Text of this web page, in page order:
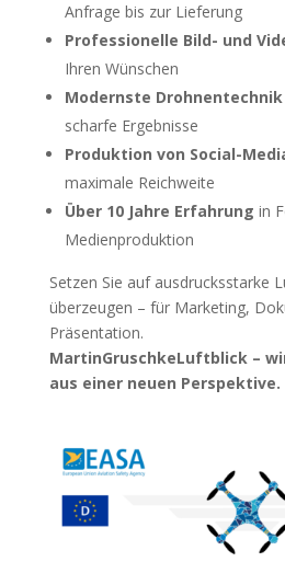
Anfrage bis zur Lieferung
Professionelle Bild- und
Ihren Wünschen
Modernste Drohnentechnik
scharfe Ergebnisse
Produktion von Social-
maximale Reichweite
Über 10 Jahre Erfahrung in
Medienproduktion
Setzen Sie auf ausdrucksstarke
überzeugen – für Marketing,
Präsentation.
MartinGruschkeLuftblick –
aus einer neuen Perspektive.